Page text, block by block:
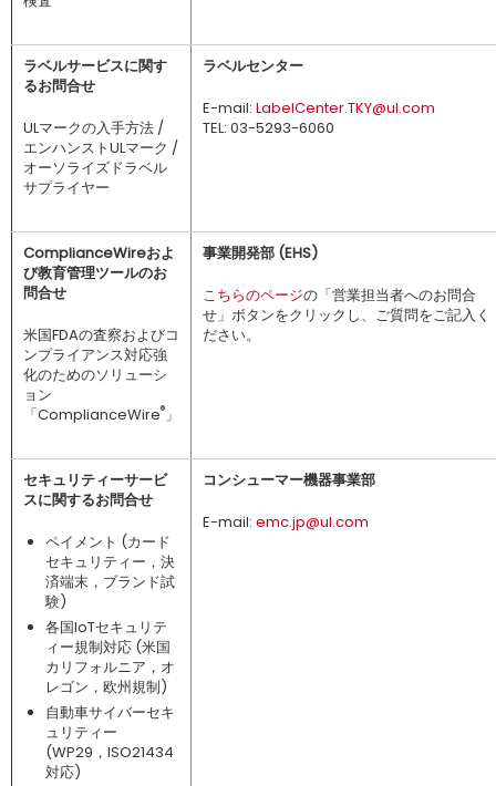
ラベルサービスに関す
るお問合せ
ULマークの入手方法 /
エンハンストULマーク /
オーソライズドラベル
サプライヤー
ラベルセンター
E-mail: LabelCenter.TKY@ul.com
TEL: 03-5293-6060
ComplianceWireおよ
び教育管理ツールのお
問合せ
米国FDAの査察およびコ
ンプライアンス対応強
化のためのソリューシ
ョン
「ComplianceWire®」
事業開発部 (EHS)
こちらのページの「営業担当者へのお問合
せ」ボタンをクリックし、ご質問をご記入く
ださい。
セキュリティーサービ
スに関するお問合せ
ペイメント (カード
セキュリティー，決
済端末，ブランド試
験)
各国IoTセキュリテ
ィー規制対応 (米国
カリフォルニア，オ
レゴン，欧州規制)
自動車サイバーセキ
ュリティー
(WP29，ISO21434
対応)
コンシューマー機器事業部
E-mail: emc.jp@ul.com